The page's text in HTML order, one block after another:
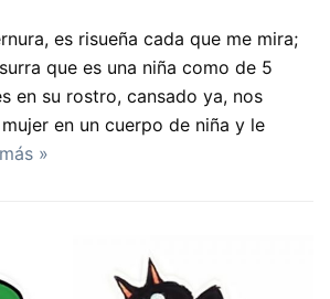
es risueña cada que me mira;
que es una niña como de 5
en su rostro, cansado ya, nos
en un cuerpo de niña y le
»